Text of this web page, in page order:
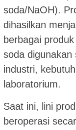
soda/NaOH).
dihasilkan
berbagai
soda digunakan
industri,
laboratorium.
Saat ini, lini
beroperasi